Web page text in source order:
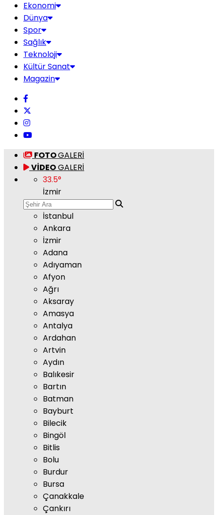
Ekonomi
Dünya
Spor
Sağlık
Teknoloji
Kültür Sanat
Magazin
FOTOGALERİ
VİDEOGALERİ
33.5°
İzmir
İstanbul
Ankara
İzmir
Adana
Adıyaman
Afyon
Ağrı
Aksaray
Amasya
Antalya
Ardahan
Artvin
Aydın
Balıkesir
Bartın
Batman
Bayburt
Bilecik
Bingöl
Bitlis
Bolu
Burdur
Bursa
Çanakkale
Çankırı